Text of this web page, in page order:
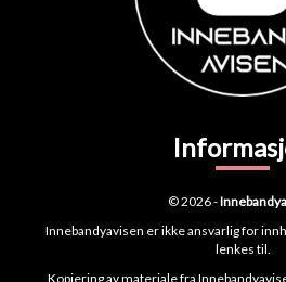
© 2026 -
Innebandyavisen er ikke ansvarlig for
lenkes til.
Kopiering av materiale fra